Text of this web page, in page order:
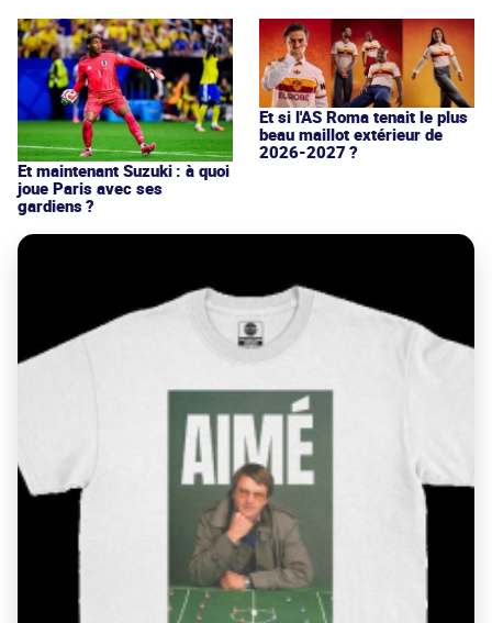
Et maintenant Suzuki : à quoi
joue Paris avec ses
gardiens ?
Et si l'AS Roma tenait le plus
beau maillot extérieur de
2026-2027 ?